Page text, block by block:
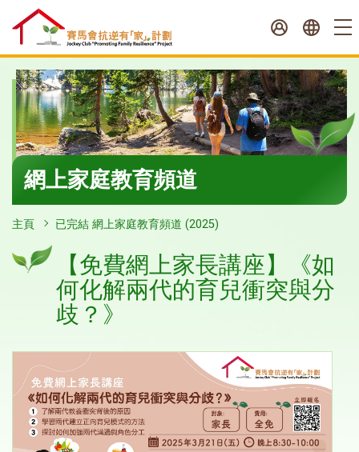
至
容
開
網上家庭教育頻道
主頁 已完結 網上家庭教育頻道 (2025)
【免費網上家長講座】《如
何化解兩代的育兒衝突與分
歧？》